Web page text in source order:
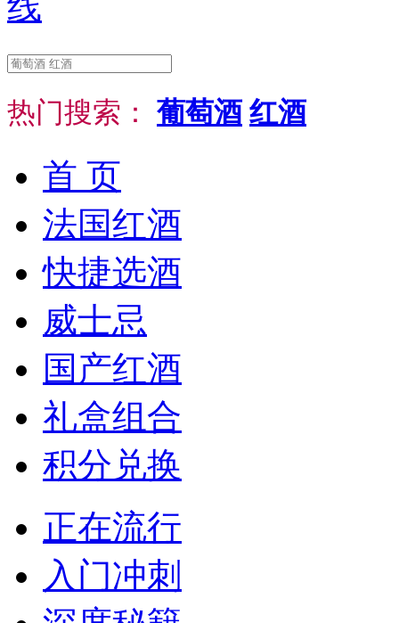
热门搜索： 葡萄酒 红酒
首 页
法国红酒
快捷选酒
威士忌
国产红酒
礼盒组合
积分兑换
正在流行
入门冲刺